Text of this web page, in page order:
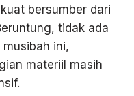
bersumber dari
tidak ada
ini,
materiil masih